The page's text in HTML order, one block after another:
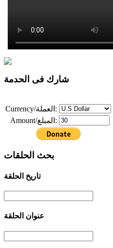
شارك فى الحدمة
Currency/العملة:
Amount/المبلغ:
بحث الحلقات
تاريخ الحلقة
عنوان الحلقة